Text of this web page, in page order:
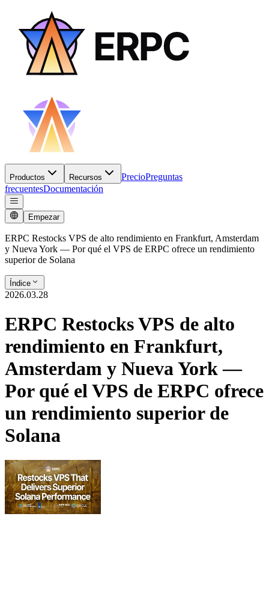
Productos Recursos PrecioPreguntas
frecuentesDocumentación
Empezar
ERPC Restocks VPS de alto rendimiento en Frankfurt, Amsterdam
y Nueva York — Por qué el VPS de ERPC ofrece un rendimiento
superior de Solana
Índice
2026.03.28
ERPC Restocks VPS de alto
rendimiento en Frankfurt,
Amsterdam y Nueva York —
Por qué el VPS de ERPC ofrece
un rendimiento superior de
Solana